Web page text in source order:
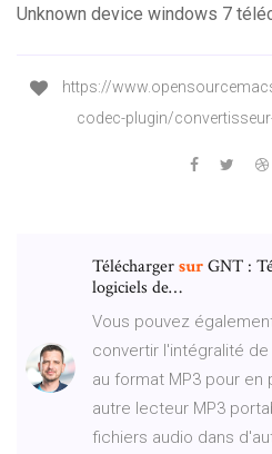
Unknown device windows 7
https://
codec-plugin/
TéléchargersurGNT :
logiciels de…
Vous pouvez
convertir l'intégralité
au format MP3 pour
autre lecteur MP3
fichiers audio dans